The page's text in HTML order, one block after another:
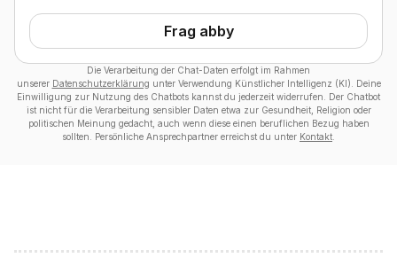
Frag abby
Die Verarbeitung der Chat-Daten erfolgt im Rahmen
unserer Datenschutzerklärung unter Verwendung Künstlicher Intelligenz (KI). Deine
Einwilligung zur Nutzung des Chatbots kannst du jederzeit widerrufen. Der Chatbot
ist nicht für die Verarbeitung sensibler Daten etwa zur Gesundheit, Religion oder
politischen Meinung gedacht, auch wenn diese einen beruflichen Bezug haben
sollten. Persönliche Ansprechpartner erreichst du unter Kontakt